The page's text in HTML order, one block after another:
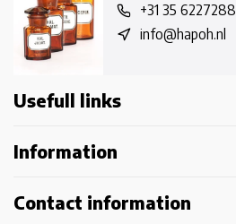
+31 35 6227288
info@hapoh.nl
Usefull links
Information
Contact information